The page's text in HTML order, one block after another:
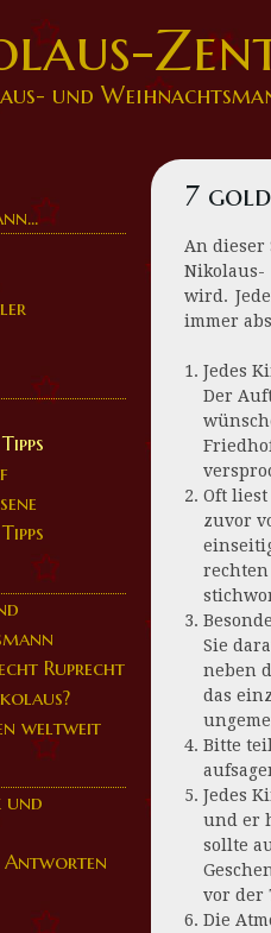
und
Ruprecht
weltweit
und
Antworten
7
An
wird.
immer
Jedes
Der
Oft
zuvor
Sie
neben
das
Bitte
Jedes
und er
sollte
vor der
Die